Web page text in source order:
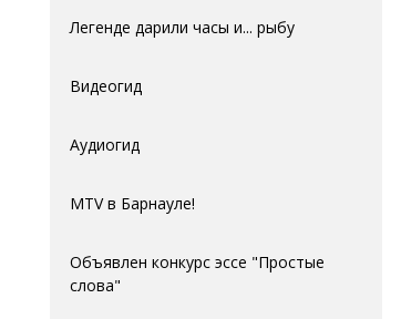
Легенде дарили часы и... рыбу
Видеогид
Аудиогид
MTV в Барнауле!
Объявлен конкурс эссе "Простые
слова"